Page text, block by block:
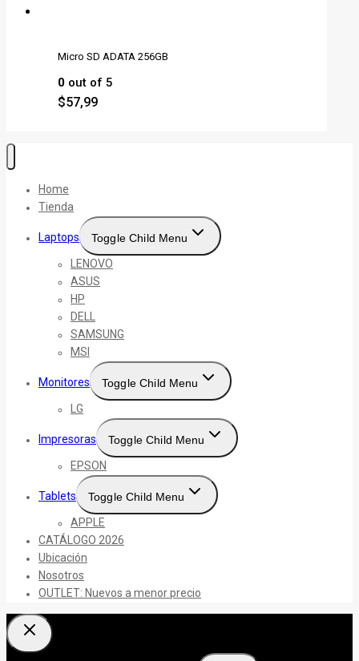
Micro SD ADATA 256GB
0 out of 5
$57,99
Home
Tienda
Laptops Toggle Child Menu
LENOVO
ASUS
HP
DELL
SAMSUNG
MSI
Monitores Toggle Child Menu
LG
Impresoras Toggle Child Menu
EPSON
Tablets Toggle Child Menu
APPLE
CATÁLOGO 2026
Ubicación
Nosotros
OUTLET: Nuevos a menor precio